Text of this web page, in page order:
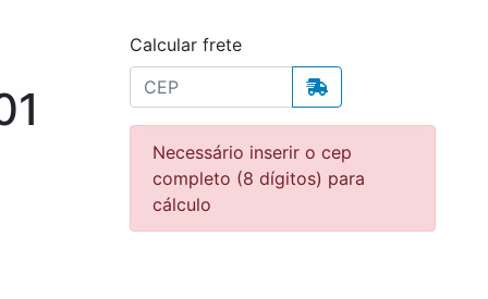
Calcular frete
Necessário inserir o cep
completo (8 dígitos) para
cálculo